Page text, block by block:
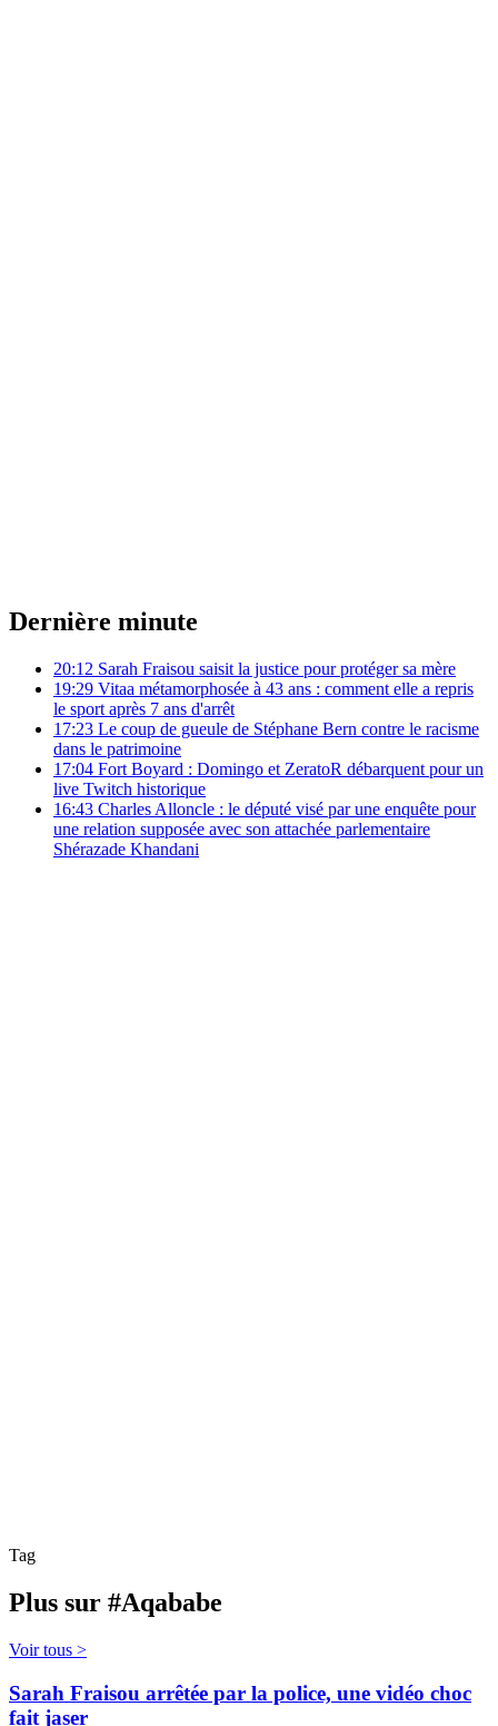
Dernière minute
20:12 Sarah Fraisou saisit la justice pour protéger sa mère
19:29 Vitaa métamorphosée à 43 ans : comment elle a repris
le sport après 7 ans d'arrêt
17:23 Le coup de gueule de Stéphane Bern contre le racisme
dans le patrimoine
17:04 Fort Boyard : Domingo et ZeratoR débarquent pour un
live Twitch historique
16:43 Charles Alloncle : le député visé par une enquête pour
une relation supposée avec son attachée parlementaire
Shérazade Khandani
Tag
Plus sur #Aqababe
Voir tous >
Sarah Fraisou arrêtée par la police, une vidéo choc
fait jaser